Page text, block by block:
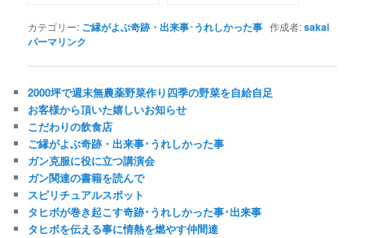
カテゴリー: ご縁がよぶ奇跡・出来事･うれしかった事 作成者:sakai
パーマリンク
2000坪で週末無農薬野菜作り四季の野菜を自給自足
お客様から頂いた嬉しいお知らせ
こだわりの飲食店
ご縁がよぶ奇跡・出来事･うれしかった事
ガン克服に役に立つ講演会
ガン関連の書籍を読んで
スピリチュアルスポット
タヒボが巻き起こす奇跡･うれしかった事･出来事
タヒボを伝える事に情熱を燃やす仲間達